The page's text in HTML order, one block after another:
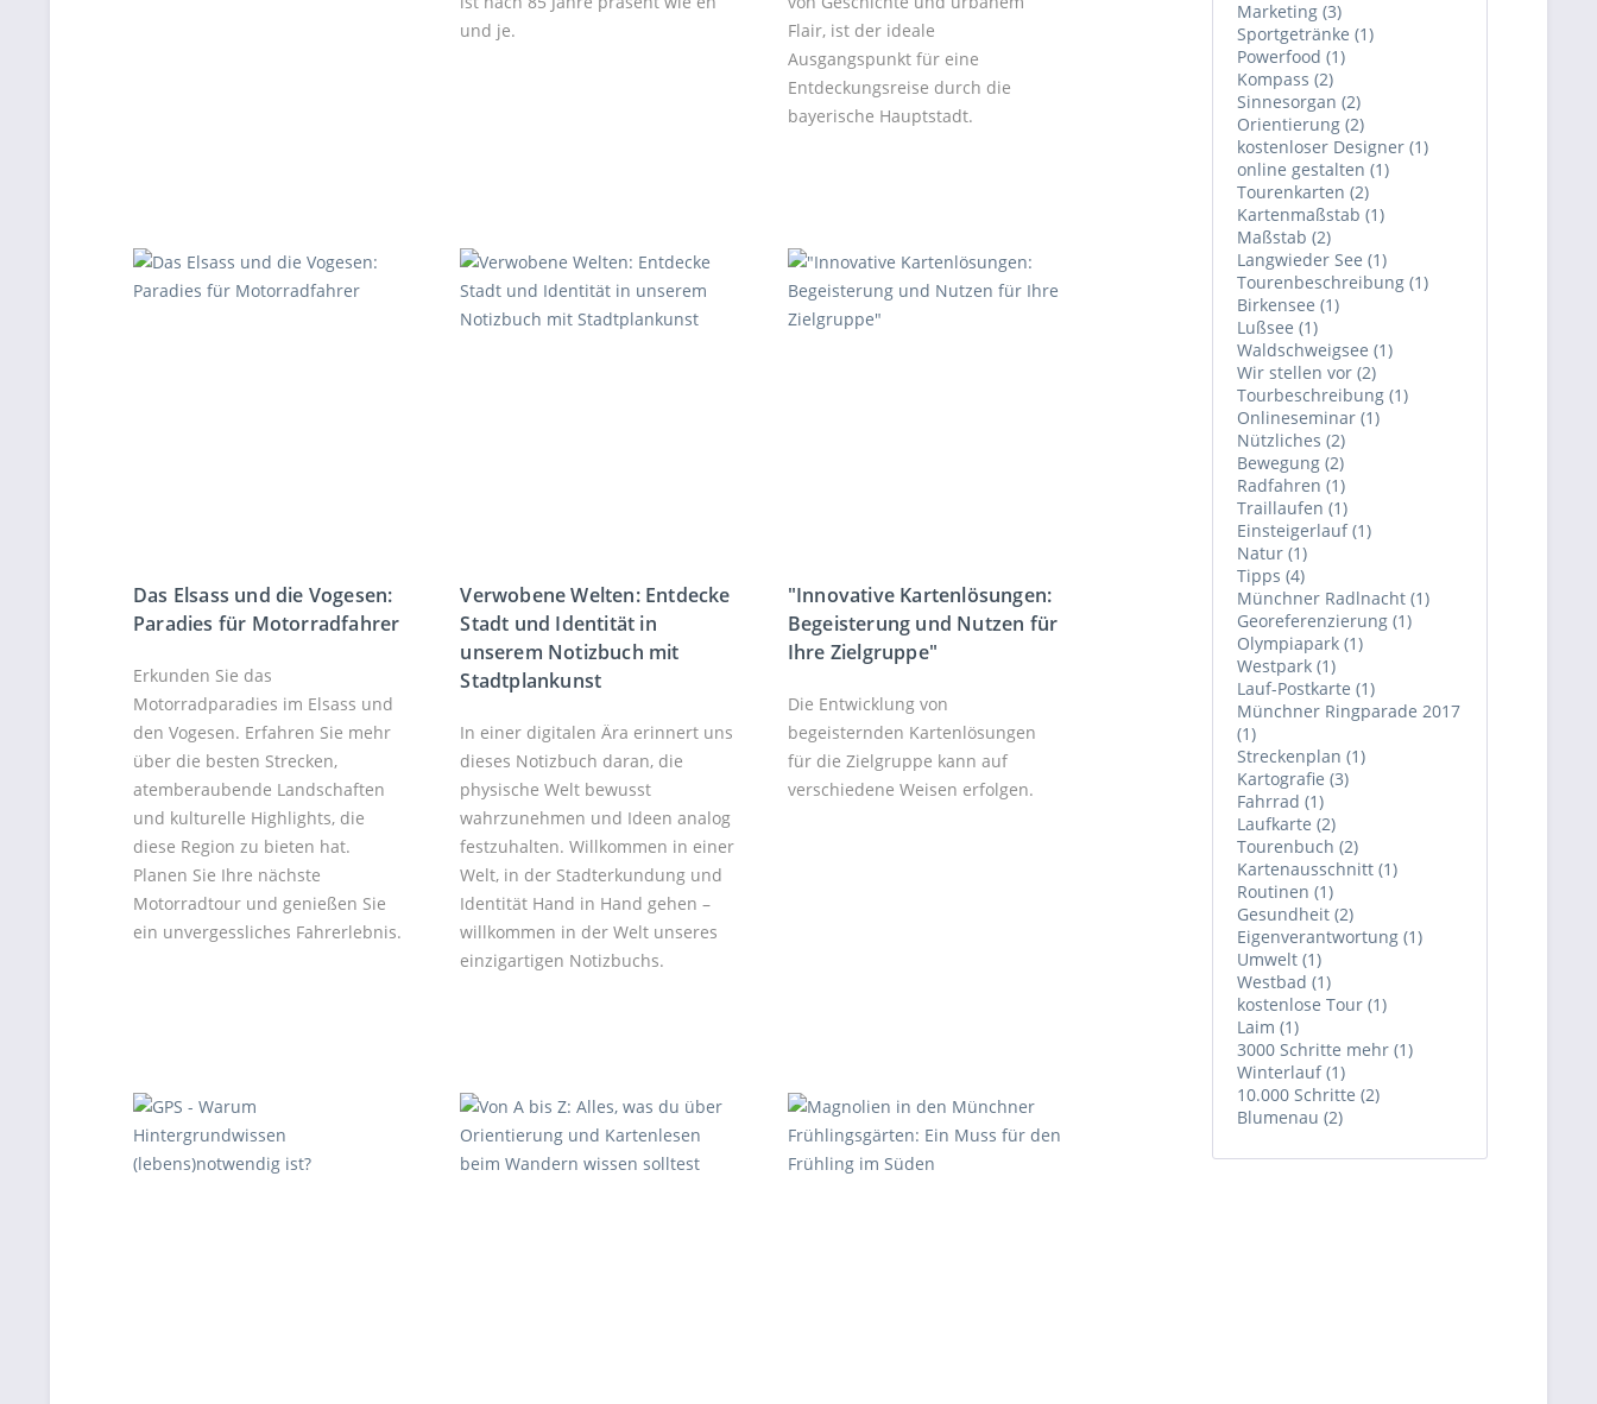
Marketing (3)
Sportgetränke (1)
Powerfood (1)
Kompass (2)
Sinnesorgan (2)
Orientierung (2)
kostenloser Designer (1)
online gestalten (1)
Tourenkarten (2)
Kartenmaßstab (1)
Maßstab (2)
Langwieder See (1)
Tourenbeschreibung (1)
Birkensee (1)
Lußsee (1)
Waldschweigsee (1)
Wir stellen vor (2)
Tourbeschreibung (1)
Onlineseminar (1)
Nützliches (2)
Bewegung (2)
Radfahren (1)
Traillaufen (1)
Einsteigerlauf (1)
Natur (1)
Tipps (4)
Münchner Radlnacht (1)
Georeferenzierung (1)
Olympiapark (1)
Westpark (1)
Lauf-Postkarte (1)
Münchner Ringparade 2017
(1)
Streckenplan (1)
Kartografie (3)
Fahrrad (1)
Laufkarte (2)
Tourenbuch (2)
Kartenausschnitt (1)
Routinen (1)
Gesundheit (2)
Eigenverantwortung (1)
Umwelt (1)
Westbad (1)
kostenlose Tour (1)
Laim (1)
3000 Schritte mehr (1)
Winterlauf (1)
10.000 Schritte (2)
Blumenau (2)
und je.
Flair, ist der ideale
Ausgangspunkt für eine
Entdeckungsreise durch die
bayerische Hauptstadt.
Das Elsass und die Vogesen:
Paradies für Motorradfahrer
Erkunden Sie das
Motorradparadies im Elsass und
den Vogesen. Erfahren Sie mehr
über die besten Strecken,
atemberaubende Landschaften
und kulturelle Highlights, die
diese Region zu bieten hat.
Planen Sie Ihre nächste
Motorradtour und genießen Sie
ein unvergessliches Fahrerlebnis.
Verwobene Welten: Entdecke
Stadt und Identität in
unserem Notizbuch mit
Stadtplankunst
In einer digitalen Ära erinnert uns
dieses Notizbuch daran, die
physische Welt bewusst
wahrzunehmen und Ideen analog
festzuhalten. Willkommen in einer
Welt, in der Stadterkundung und
Identität Hand in Hand gehen –
willkommen in der Welt unseres
einzigartigen Notizbuchs.
"Innovative Kartenlösungen:
Begeisterung und Nutzen für
Ihre Zielgruppe"
Die Entwicklung von
begeisternden Kartenlösungen
für die Zielgruppe kann auf
verschiedene Weisen erfolgen.